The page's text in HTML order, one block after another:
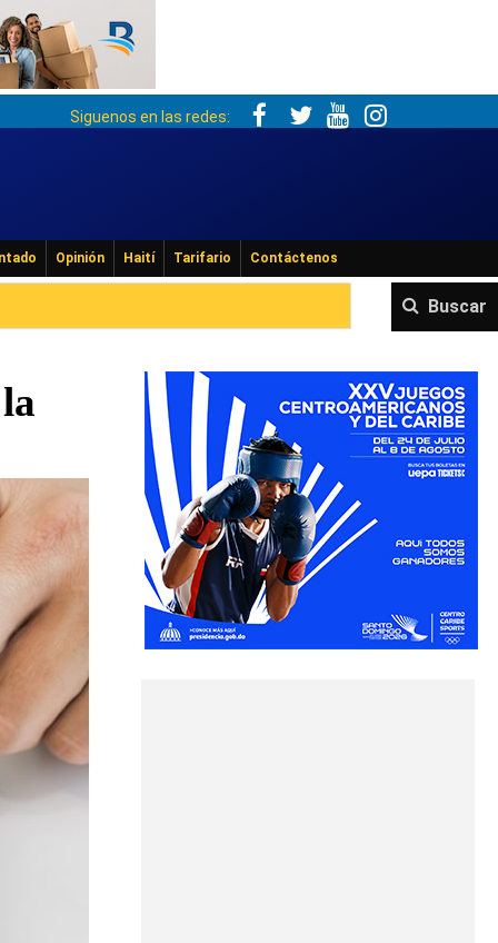
Siguenos en las redes:
Opinión Haití Tarifario Contáctenos
Buscar